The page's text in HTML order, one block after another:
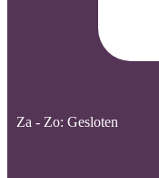
Za - Zo: Gesloten